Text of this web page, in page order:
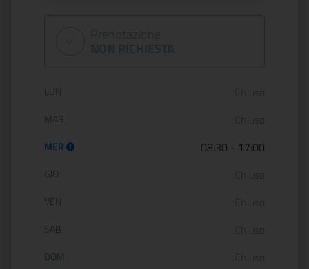
Orario di apertura:
LUN
MAR
MER 08:30 17:00
GIO
VEN
SAB
DOM